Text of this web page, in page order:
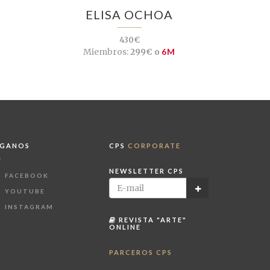
ELISA OCHOA
430€
Miembros:299€ o 6M
FACEBOOK
YOUTUBE
INSTAGRAM
CPS CORPORATE
NEWSLETTER CPS
REVISTA "ARTE"
ONLINE
PARCEROS CPS